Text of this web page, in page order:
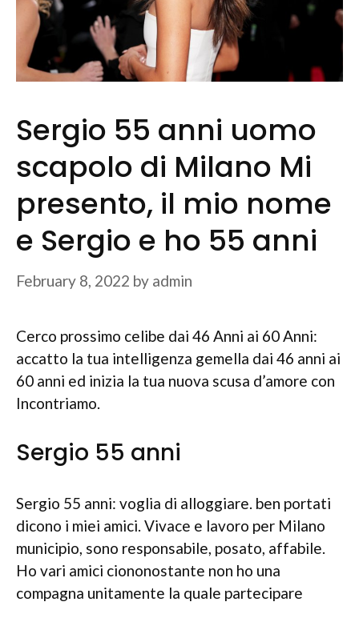
Sergio 55 anni uomo
scapolo di Milano Mi
presento, il mio nome
e Sergio e ho 55 anni
February 8, 2022 by admin
Cerco prossimo celibe dai 46 Anni ai 60 Anni:
accatto la tua intelligenza gemella dai 46 anni ai
60 anni ed inizia la tua nuova scusa d’amore con
Incontriamo.
Sergio 55 anni
Sergio 55 anni: voglia di alloggiare. ben portati
dicono i miei amici. Vivace e lavoro per Milano
municipio, sono responsabile, posato, affabile.
Ho vari amici ciononostante non ho una
compagna unitamente la quale partecipare